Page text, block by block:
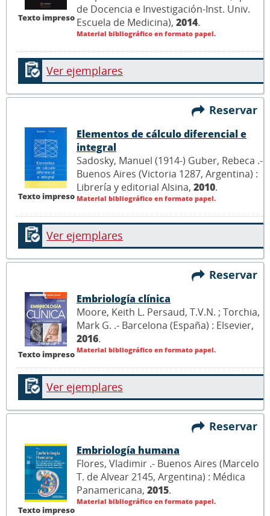
Texto impreso
de Docencia e Investigación-Inst. Univ.
Escuela de Medicina), 2014.
Material bibliográfico en formato papel.
Ver ejemplares
Reservar
Texto impreso
Elementos de cálculo diferencial e
integral
Sadosky, Manuel (1914-) Guber, Rebeca .-
Buenos Aires (Victoria 1287, Argentina) :
Librería y editorial Alsina, 2010.
Material bibliográfico en formato papel.
Ver ejemplares
Reservar
Texto impreso
Embriología clínica
Moore, Keith L. Persaud, T.V.N. ; Torchia,
Mark G. .- Barcelona (España) : Elsevier,
2016.
Material bibliográfico en formato papel.
Ver ejemplares
Reservar
Texto impreso
Embriología humana
Flores, Vladimir .- Buenos Aires (Marcelo
T. de Alvear 2145, Argentina) : Médica
Panamericana, 2015.
Material bibliográfico en formato papel.